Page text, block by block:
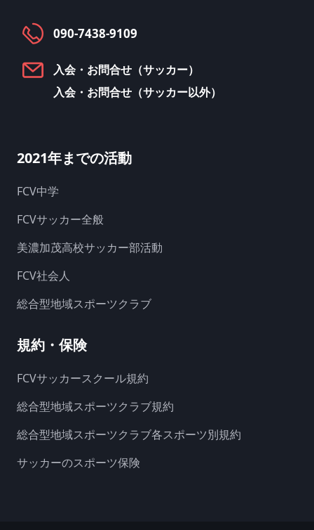
090-7438-9109
入会・お問合せ（サッカー）
入会・お問合せ（サッカー以外）
2021年までの活動
FCV中学
FCVサッカー全般
美濃加茂高校サッカー部活動
FCV社会人
総合型地域スポーツクラブ
規約・保険
FCVサッカースクール規約
総合型地域スポーツクラブ規約
総合型地域スポーツクラブ各スポーツ別規約
サッカーのスポーツ保険